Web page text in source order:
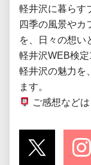
軽井沢に暮らす
四季の風景やカ
を、日々の想い
軽井沢WEB検
軽井沢の魅力を
ご感想など